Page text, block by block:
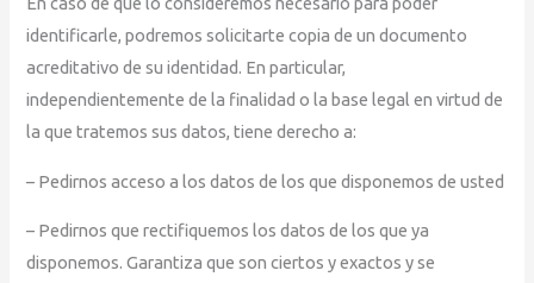
identificarle, podremos solicitarte copia de un documento
acreditativo de su identidad. En particular,
independientemente de la finalidad o la base legal en virtud de
la que tratemos sus datos, tiene derecho a:
– Pedirnos acceso a los datos de los que disponemos de usted
– Pedirnos que rectifiquemos los datos de los que ya
disponemos. Garantiza que son ciertos y exactos y se